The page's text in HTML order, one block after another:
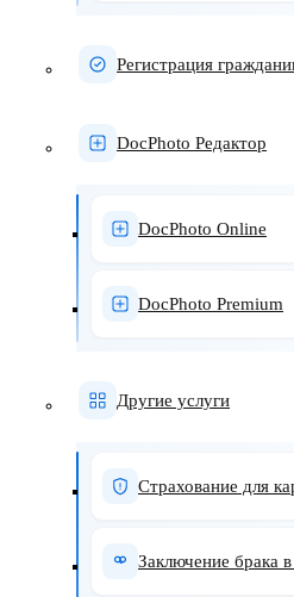
Регистрация
DocPhoto Редактор
DocPhoto Online
DocPhoto Premium
Другие услуги
Страхование для
Заключение брака